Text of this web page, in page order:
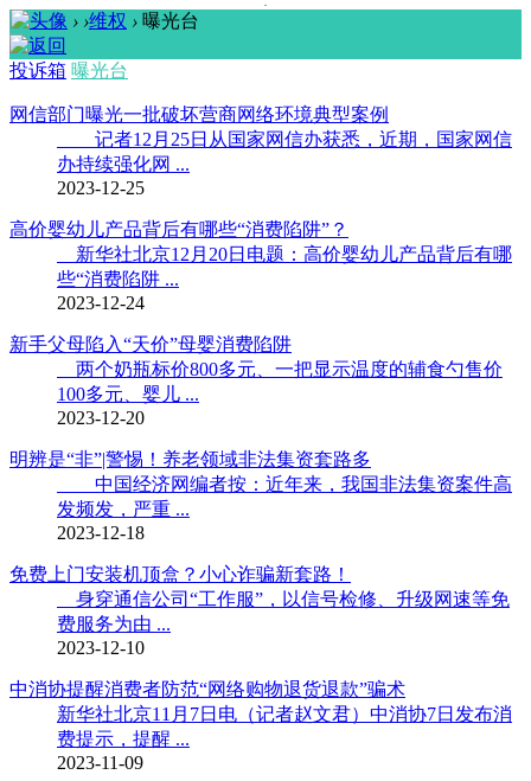
› ›维权 › 曝光台
投诉箱 曝光台
网信部门曝光一批破坏营商网络环境典型案例
记者12月25日从国家网信办获悉，近期，国家网信
办持续强化网 ...
2023-12-25
高价婴幼儿产品背后有哪些“消费陷阱”？
新华社北京12月20日电题：高价婴幼儿产品背后有哪
些“消费陷阱 ...
2023-12-24
新手父母陷入“天价”母婴消费陷阱
两个奶瓶标价800多元、一把显示温度的辅食勺售价
100多元、婴儿 ...
2023-12-20
明辨是“非”|警惕！养老领域非法集资套路多
中国经济网编者按：近年来，我国非法集资案件高
发频发，严重 ...
2023-12-18
免费上门安装机顶盒？小心诈骗新套路！
身穿通信公司“工作服”，以信号检修、升级网速等免
费服务为由 ...
2023-12-10
中消协提醒消费者防范“网络购物退货退款”骗术
新华社北京11月7日电（记者赵文君）中消协7日发布消
费提示，提醒 ...
2023-11-09